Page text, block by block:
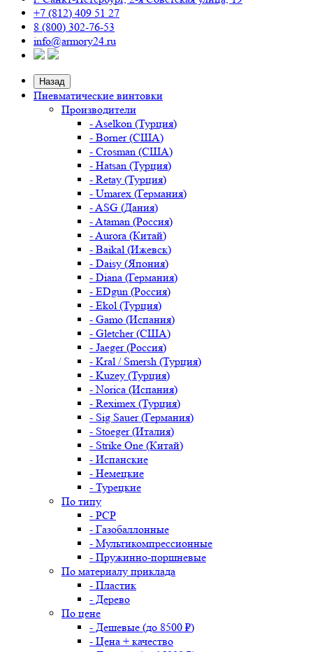
+7 (812) 409 51 27
8 (800) 302-76-53
info@armory24.ru
Назад
Пневматические винтовки
Производители
- Aselkon (Турция)
- Borner (США)
- Crosman (США)
- Hatsan (Турция)
- Retay (Турция)
- Umarex (Германия)
- ASG (Дания)
- Ataman (Россия)
- Aurora (Китай)
- Baikal (Ижевск)
- Daisy (Япония)
- Diana (Германия)
- EDgun (Россия)
- Ekol (Турция)
- Gamo (Испания)
- Gletcher (США)
- Jaeger (Россия)
- Kral / Smersh (Турция)
- Kuzey (Турция)
- Norica (Испания)
- Reximex (Турция)
- Sig Sauer (Германия)
- Stoeger (Италия)
- Strike One (Китай)
- Испанские
- Немецкие
- Турецкие
По типу
- PCP
- Газобаллонные
- Мультикомпрессионные
- Пружинно-поршневые
По материалу приклада
- Пластик
- Дерево
По цене
- Дешевые (до 8500 ₽)
- Цена + качество